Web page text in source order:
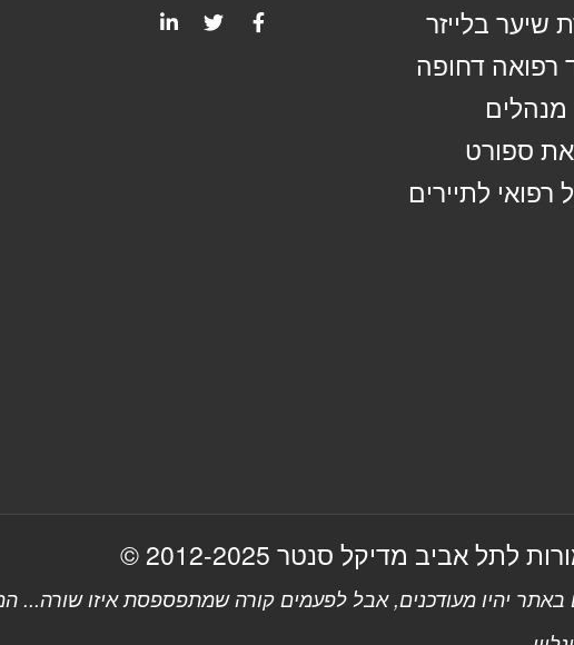
שיער בלייזר
רפואה דחופה
ספורט
רפואי לתיירים
לתל אביב מדיקל סנטר 2012-2025 ©
יהיו מעודכנים, אבל לפעמים קורה שמתפספסת איזו שורה...